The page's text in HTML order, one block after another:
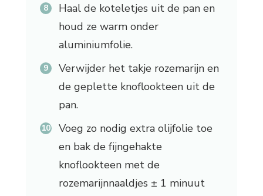
Haal de koteletjes uit de pan en
houd ze warm onder
aluminiumfolie.
Verwijder het takje rozemarijn en
de geplette knoflookteen uit de
pan.
Voeg zo nodig extra olijfolie toe
en bak de fijngehakte
knoflookteen met de
rozemarijnnaaldjes ± 1 minuut